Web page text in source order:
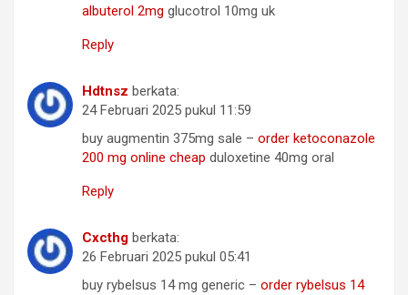
albuterol 2mg glucotrol 10mg uk
Reply
Hdtnsz berkata:
24 Februari 2025 pukul 11:59
buy augmentin 375mg sale – order ketoconazole
200 mg online cheap duloxetine 40mg oral
Reply
Cxcthg berkata:
26 Februari 2025 pukul 05:41
buy rybelsus 14 mg generic – order rybelsus 14